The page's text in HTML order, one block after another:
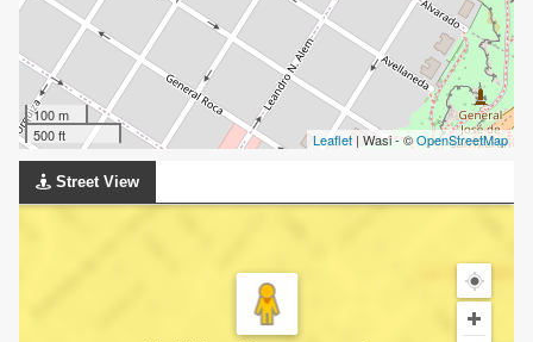
100 m
500 ft
Leaflet | Wasi - ©OpenStreetMap
Street View